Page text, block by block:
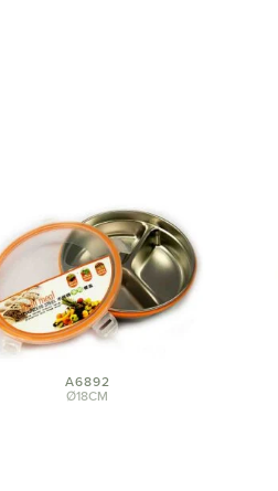
A6892
Ø18CM